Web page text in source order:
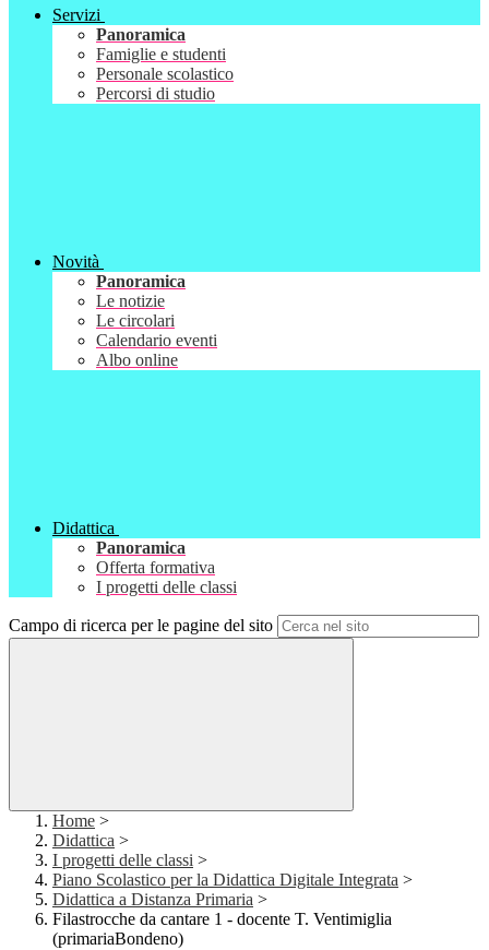
Servizi
Panoramica
Famiglie e studenti
Personale scolastico
Percorsi di studio
Novità
Panoramica
Le notizie
Le circolari
Calendario eventi
Albo online
Didattica
Panoramica
Offerta formativa
I progetti delle classi
Campo di ricerca per le pagine del sito
Home >
Didattica >
I progetti delle classi >
Piano Scolastico per la Didattica Digitale Integrata >
Didattica a Distanza Primaria >
Filastrocche da cantare 1 - docente T. Ventimiglia
(primariaBondeno)